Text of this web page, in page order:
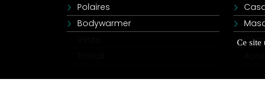
Polaires
Bodywarmer
Ce site